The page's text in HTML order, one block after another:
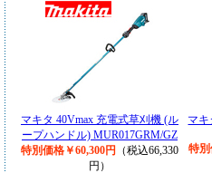
マキタ 40Vmax 充電式草刈機 (ル
ープハンドル) MUR017GRM/GZ
特別価格￥60,300円
（税込66,330
円）
マキ
特